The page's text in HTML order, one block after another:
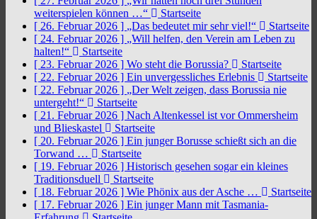
weiterspielen können …“
Startseite
[ 26. Februar 2026 ] „Das bedeutet mir sehr viel!“
Startseite
[ 24. Februar 2026 ] „Will helfen, den Verein am Leben zu
halten!“
Startseite
[ 23. Februar 2026 ] Wo steht die Borussia?
Startseite
[ 22. Februar 2026 ] Ein unvergessliches Erlebnis
Startseite
[ 22. Februar 2026 ] „Der Welt zeigen, dass Borussia nie
untergeht!“
Startseite
[ 21. Februar 2026 ] Nach Altenkessel ist vor Ommersheim
und Blieskastel
Startseite
[ 20. Februar 2026 ] Ein junger Borusse schießt sich an die
Torwand …
Startseite
[ 19. Februar 2026 ] Historisch gesehen sogar ein kleines
Traditionsduell
Startseite
[ 18. Februar 2026 ] Wie Phönix aus der Asche …
Startseite
[ 17. Februar 2026 ] Ein junger Mann mit Tasmania-